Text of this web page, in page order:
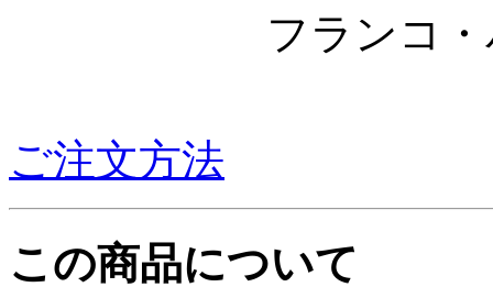
フランコ・バ
ご注文方法
この商品について